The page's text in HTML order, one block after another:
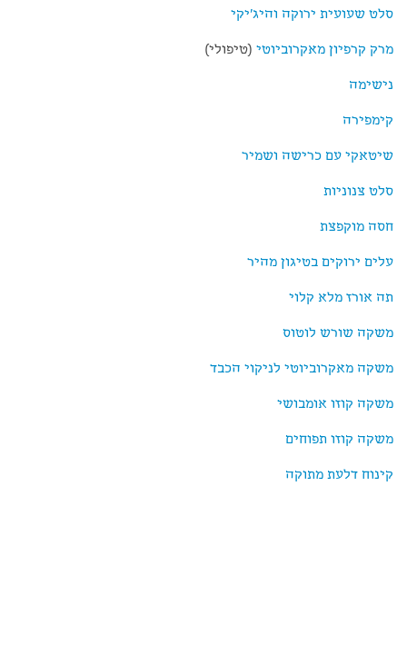
סלט שעועית ירוקה והיג'יקי
מרק קרפיון מאקרוביוטי (טיפולי)
נישימה
קימפירה
שיטאקי עם כרישה ושמיר
סלט צנוניות
חסה מוקפצת
עלים ירוקים בטיגון מהיר
תה אורז מלא קלוי
משקה שורש לוטוס
משקה מאקרוביוטי לניקוי הכבד
משקה קוזו אומבושי
משקה קוזו תפוחים
קינוח דלעת מתוקה